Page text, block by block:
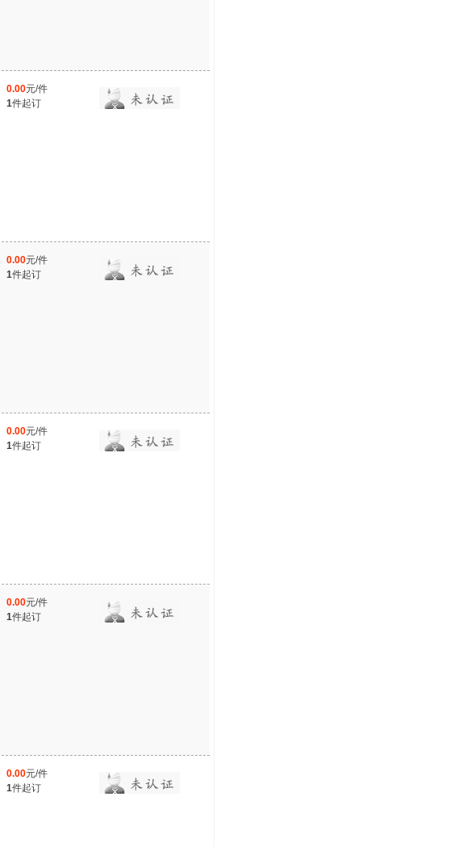
0.00元/件
1件起订
0.00元/件
1件起订
0.00元/件
1件起订
0.00元/件
1件起订
0.00元/件
1件起订